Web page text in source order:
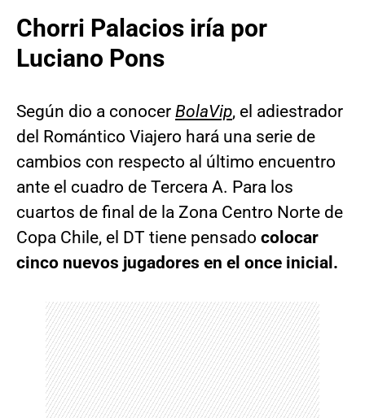
Chorri Palacios iría por
Luciano Pons
Según dio a conocer BolaVip, el adiestrador
del Romántico Viajero hará una serie de
cambios con respecto al último encuentro
ante el cuadro de Tercera A. Para los
cuartos de final de la Zona Centro Norte de
Copa Chile, el DT tiene pensado colocar
cinco nuevos jugadores en el once inicial.